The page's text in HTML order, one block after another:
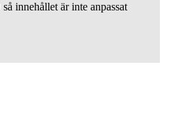
innehållet är inte anpassat